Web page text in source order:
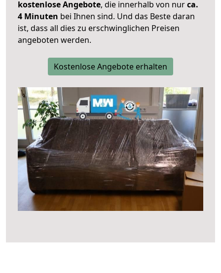
kostenlose Angebote, die innerhalb von nurca.
4 Minuten bei Ihnen sind. Und das Beste daran
ist, dass all dies zu erschwinglichen Preisen
angeboten werden.
Kostenlose Angebote erhalten